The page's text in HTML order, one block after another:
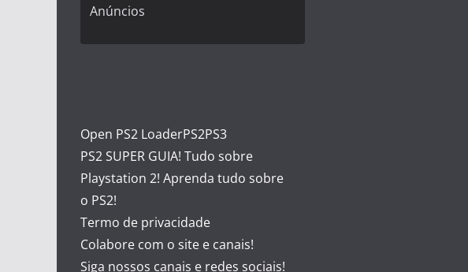
Anúncios
Open PS2 LoaderPS2PS3
PS2 SUPER GUIA! Tudo sobre
Playstation 2! Aprenda tudo sobre
o PS2!
Termo de privacidade
Colabore com o site e canais!
Siga nossos canais e redes sociais!